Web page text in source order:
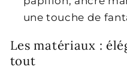
une touche de
Les matériaux :
tout